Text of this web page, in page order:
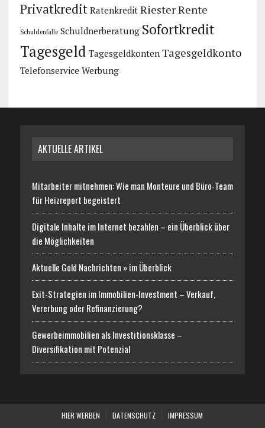
Privatkredit Ratenkredit Riester Rente
Schuldenfalle Schuldnerberatung Sofortkredit
Tagesgeld Tagesgeldkonten Tagesgeldkonto
Telefonservice Werbung
AKTUELLE ARTIKEL
Mitarbeiter mitnehmen: Wie man Monteure und Büro-Team
für Heizreport begeistert
Digitale Inhalte im Internet bezahlen – ein Überblick über
die Möglichkeiten
Aktuelle Gold Nachrichten » im Überblick
Exit-Strategien im Immobilien-Investment – Verkauf,
Vererbung oder Refinanzierung?
Gewerbeimmobilien als Investitionsklasse –
Diversifikation mit Potenzial
HIER WERBEN DATENSCHUTZ IMPRESSUM